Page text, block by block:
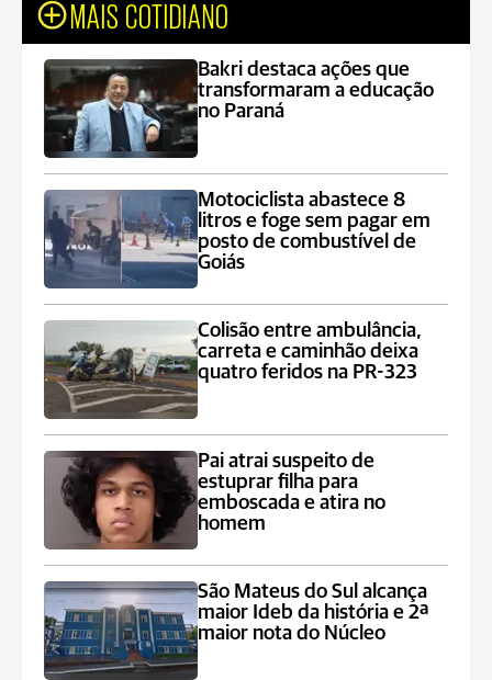
MAIS COTIDIANO
Bakri destaca ações que
transformaram a educação
no Paraná
Motociclista abastece 8
litros e foge sem pagar em
posto de combustível de
Goiás
Colisão entre ambulância,
carreta e caminhão deixa
quatro feridos na PR-323
Pai atrai suspeito de
estuprar filha para
emboscada e atira no
homem
São Mateus do Sul alcança
maior Ideb da história e 2ª
maior nota do Núcleo